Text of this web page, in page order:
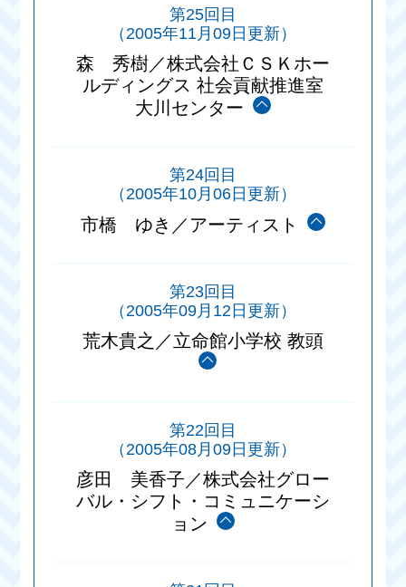
第25回目
（2005年11月09日更新）
森 秀樹／株式会社ＣＳＫホー
ルディングス 社会貢献推進室
大川センター
第24回目
（2005年10月06日更新）
市橋 ゆき／アーティスト
第23回目
（2005年09月12日更新）
荒木貴之／立命館小学校 教頭
第22回目
（2005年08月09日更新）
彦田 美香子／株式会社グロー
バル・シフト・コミュニケーシ
ョン